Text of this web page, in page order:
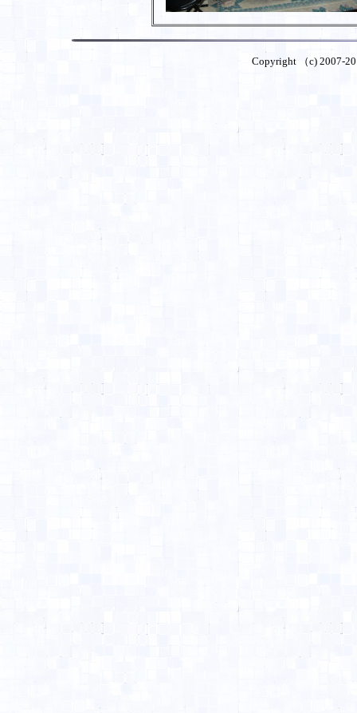
Copyright （c) 2007-